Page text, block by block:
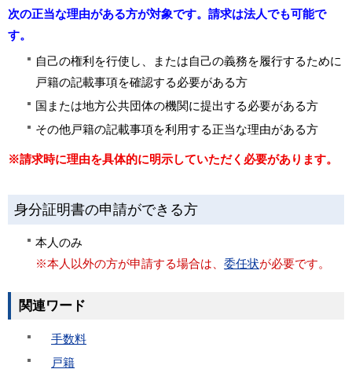
次の正当な理由がある方が対象です。請求は法人でも可能で
す。
自己の権利を行使し、または自己の義務を履行するために
戸籍の記載事項を確認する必要がある方
国または地方公共団体の機関に提出する必要がある方
その他戸籍の記載事項を利用する正当な理由がある方
※請求時に理由を具体的に明示していただく必要があります。
身分証明書の申請ができる方
本人のみ
※本人以外の方が申請する場合は、 委任状が必要です。
関連ワード
手数料
戸籍